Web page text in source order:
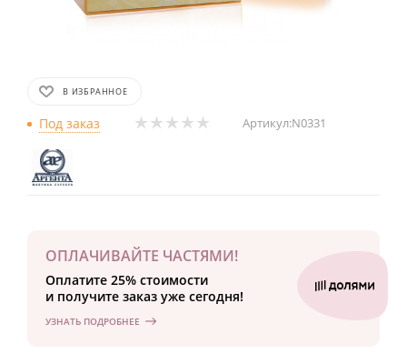
В ИЗБРАННОЕ
Под заказ Артикул:N0331
ОПЛАЧИВАЙТЕ ЧАСТЯМИ!
Оплатите 25% стоимости
и получите заказ уже сегодня!
УЗНАТЬ ПОДРОБНЕЕ